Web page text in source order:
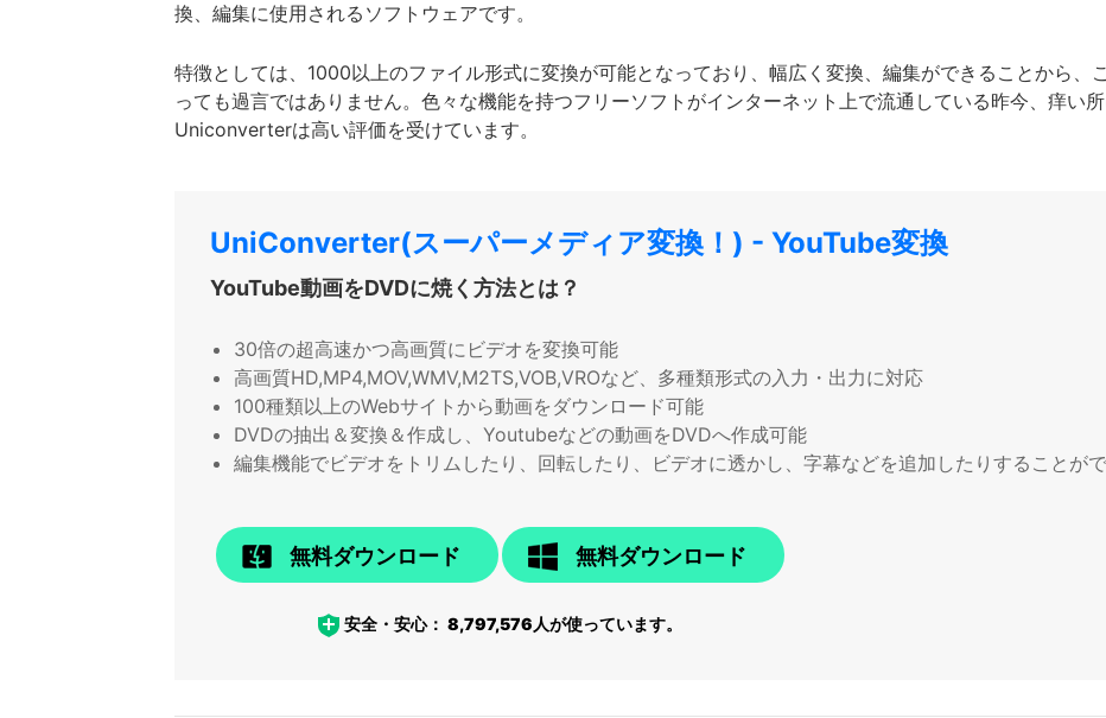
換、編集に使用されるソフトウェアです。
特徴としては、1000以上のファイル形式に変換が可能となっており、幅広く変換、編集ができることから、
っても過言ではありません。色々な機能を持つフリーソフトがインターネット上で流通している昨今、痒い
Uniconverterは高い評価を受けています。
UniConverter(スーパーメディア変換！) - YouTube変換
YouTube動画をDVDに焼く方法とは？
30倍の超高速かつ高画質にビデオを変換可能
高画質HD,MP4,MOV,WMV,M2TS,VOB,VROなど、多種類形式の入力・出力に対応
100種類以上のWebサイトから動画をダウンロード可能
DVDの抽出＆変換＆作成し、Youtubeなどの動画をDVDへ作成可能
編集機能でビデオをトリムしたり、回転したり、ビデオに透かし、字幕などを追加したりすることがで
無料ダウンロード 無料ダウンロード
安全・安心：8,797,576 人が使っています。